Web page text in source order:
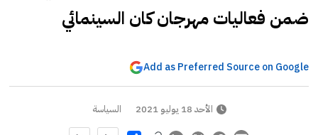
ضمن فعاليات مهرجان كان السينمائي
Add as Preferred Source on Google
الأحد 18 يوليو 2021 السياسة